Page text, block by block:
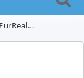
FurReal Friends Knuddelbär Cubby (mehr als 100 Geräusche) für 55,55€ (VG: 87,99€)